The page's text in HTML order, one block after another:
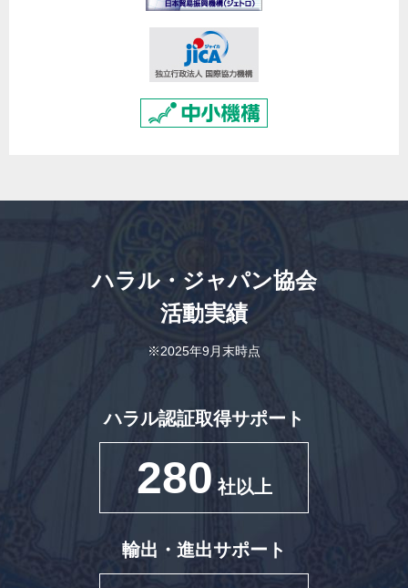
ハラル・ジャパン協会
活動実績
※2025年9月末時点
ハラル認証取得サポート
280 社以上
輸出・進出サポート